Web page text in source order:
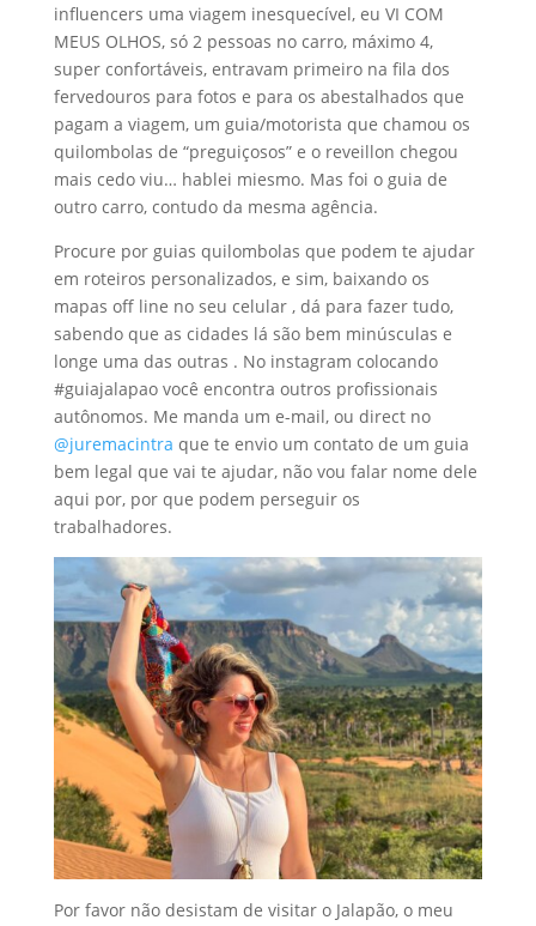
influencers uma viagem inesquecível, eu VI COM
MEUS OLHOS, só 2 pessoas no carro, máximo 4,
super confortáveis, entravam primeiro na fila dos
fervedouros para fotos e para os abestalhados que
pagam a viagem, um guia/motorista que chamou os
quilombolas de “preguiçosos” e o reveillon chegou
mais cedo viu… hablei miesmo. Mas foi o guia de
outro carro, contudo da mesma agência.
Procure por guias quilombolas que podem te ajudar
em roteiros personalizados, e sim, baixando os
mapas off line no seu celular , dá para fazer tudo,
sabendo que as cidades lá são bem minúsculas e
longe uma das outras . No instagram colocando
#guiajalapao você encontra outros profissionais
autônomos. Me manda um e-mail, ou direct no
@juremacintra que te envio um contato de um guia
bem legal que vai te ajudar, não vou falar nome dele
aqui por, por que podem perseguir os
trabalhadores.
Por favor não desistam de visitar o Jalapão, o meu